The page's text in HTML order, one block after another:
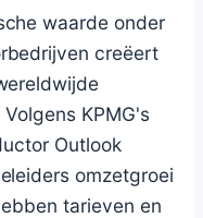
waarde onder
creëert
KPMG's
Outlook
omzetgroei
tarieven en